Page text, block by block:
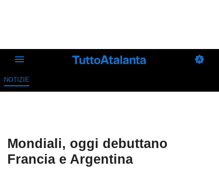
NOTIZIE
Mondiali, oggi debuttano
Francia e Argentina